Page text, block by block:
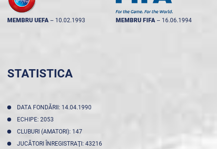
MEMBRU UEFA -- 10.02.1993 MEMBRU FIFA -- 16.06.1994
STATISTICA
DATA FONDĂRII: 14.04.1990
ECHIPE: 2053
CLUBURI (AMATORI): 147
JUCĂTORI ÎNREGISTRAŢI: 43216